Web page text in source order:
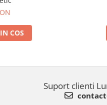
COS
Suport clienti